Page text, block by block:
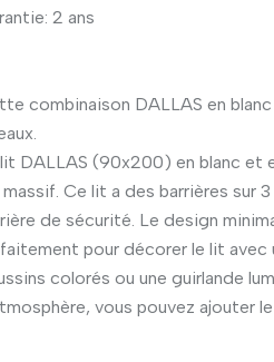
2 ans
combinaison DALLAS en
DALLAS (90x200) en blanc et
massif. Ce lit a des barrières sur
de sécurité. Le design
pour décorer le lit
colorés ou une guirlande
vous pouvez ajouter